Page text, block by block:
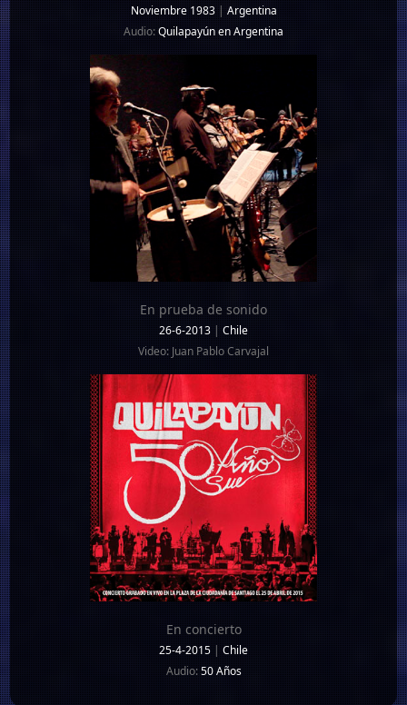
Noviembre 1983|Argentina
Audio:Quilapayún en Argentina
En prueba de sonido
26-6-2013 |Chile
Video: Juan Pablo Carvajal
En concierto
25-4-2015 | Chile
Audio:50 Años